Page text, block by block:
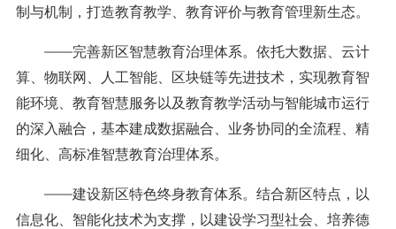
制与机制，打造教育教学、教育评价与教育管理新生态。
——完善新区智慧教育治理体系。依托大数据、云计
算、物联网、人工智能、区块链等先进技术，实现教育智
能环境、教育智慧服务以及教育教学活动与智能城市运行
的深入融合，基本建成数据融合、业务协同的全流程、精
细化、高标准智慧教育治理体系。
——建设新区特色终身教育体系。结合新区特点，以
信息化、智能化技术为支撑，以建设学习型社会、培养德